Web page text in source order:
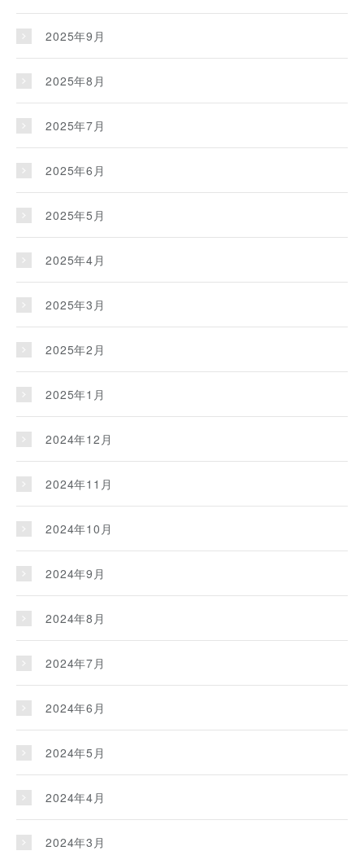
2025年9月
2025年8月
2025年7月
2025年6月
2025年5月
2025年4月
2025年3月
2025年2月
2025年1月
2024年12月
2024年11月
2024年10月
2024年9月
2024年8月
2024年7月
2024年6月
2024年5月
2024年4月
2024年3月